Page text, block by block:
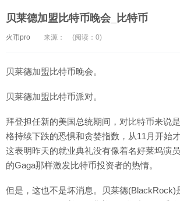
贝莱德加盟比特币晚会_比特币
火币pro 来源： (阅读：0)
贝莱德加盟比特币晚会。
贝莱德加盟比特币派对。
拜登担任新的美国总统期间，对比特币来说
格持续下跌的恐惧和贪婪指数，从11月开始
这表明昨天的就业典礼没有像着名好莱坞演
的Gaga那样激发比特币投资者的热情。
但是，这也不是坏消息。贝莱德(BlackRock)